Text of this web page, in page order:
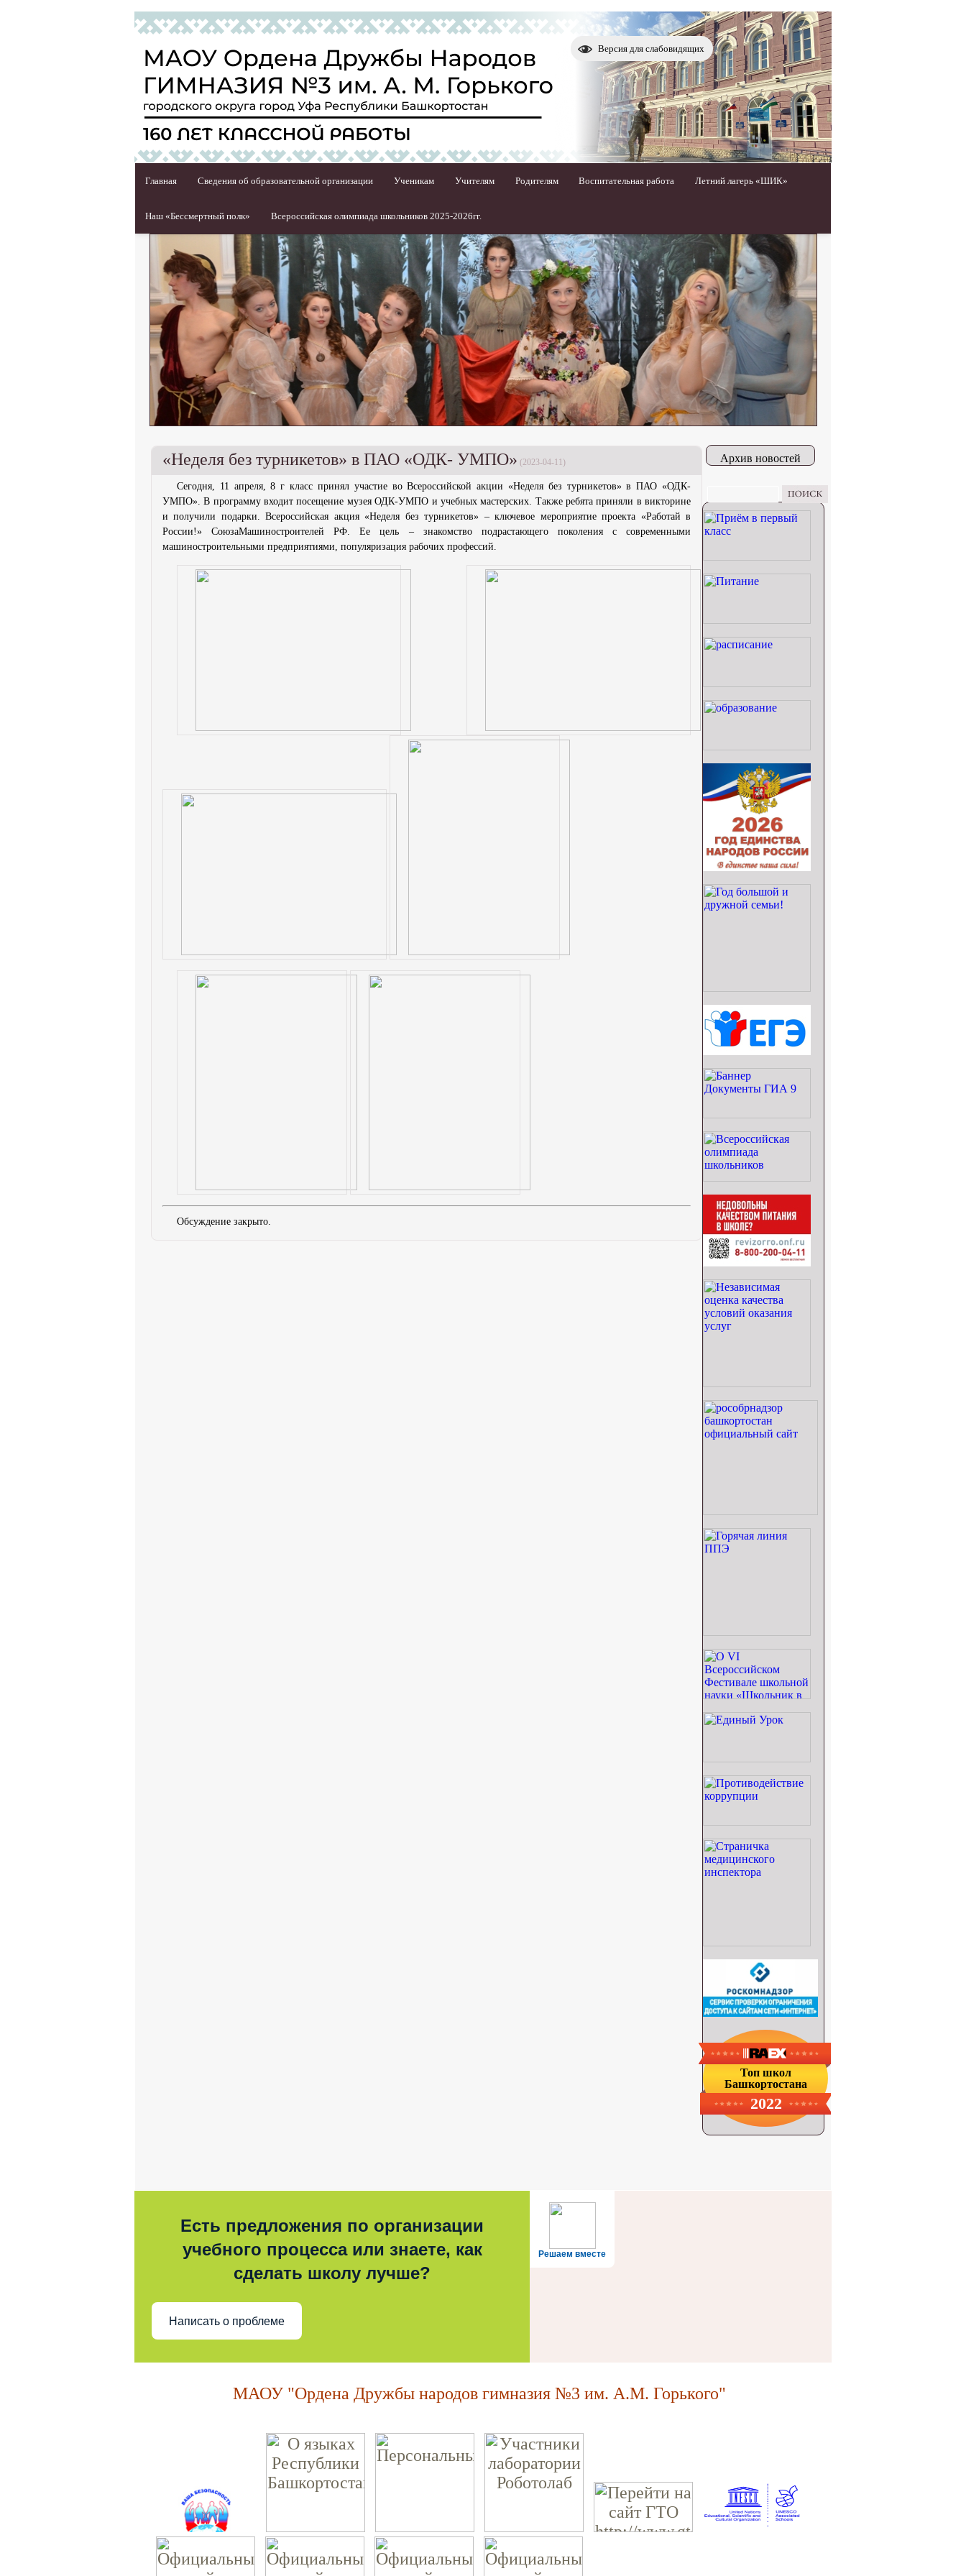
Версия для слабовидящих
Главная Сведения об образовательной организации Ученикам Учителям Родителям Воспитательная работа Летний лагерь «ШИК»
Наш «Бессмертный полк» Всероссийская олимпиада школьников 2025-2026гг.
«Неделя без турникетов» в ПАО «ОДК- УМПО» (2023-04-11)
Сегодня, 11 апреля, 8 г класс принял участие во Всероссийской акции «Неделя без турникетов» в ПАО «ОДК-
УМПО». В программу входит посещение музея ОДК-УМПО и учебных мастерских. Также ребята приняли в викторине
и получили подарки. Всероссийская акция «Неделя без турникетов» – ключевое мероприятие проекта «Работай в
России!» СоюзаМашиностроителей РФ. Ее цель – знакомство подрастающего поколения с современными
машиностроительными предприятиями, популяризация рабочих профессий.
Обсуждение закрыто.
Архив новостей
Топ школ
Башкортостана
2022
Решаем вместе
Есть предложения по организации
учебного процесса или знаете, как
сделать школу лучше?
Написать о проблеме
МАОУ "Ордена Дружбы народов гимназия №3 им. А.М. Горького"